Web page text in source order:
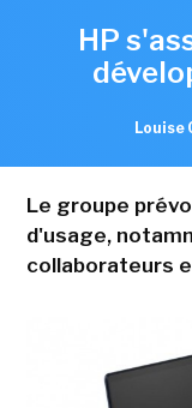
HP
Louise
Le groupe
d'usage,
collaborateurs